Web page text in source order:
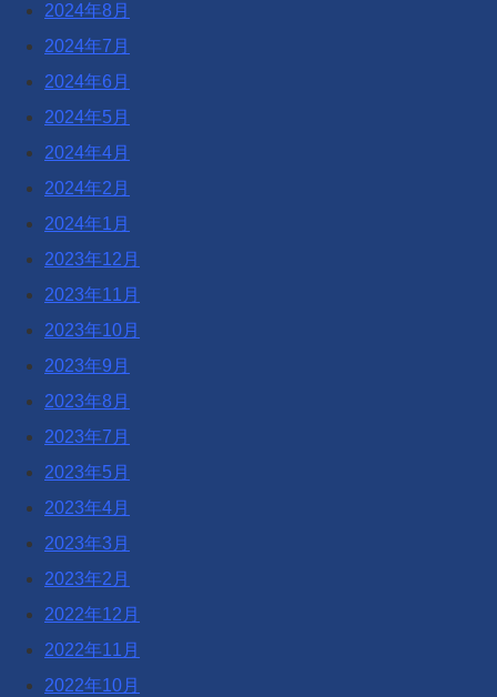
2024年8月
2024年7月
2024年6月
2024年5月
2024年4月
2024年2月
2024年1月
2023年12月
2023年11月
2023年10月
2023年9月
2023年8月
2023年7月
2023年5月
2023年4月
2023年3月
2023年2月
2022年12月
2022年11月
2022年10月